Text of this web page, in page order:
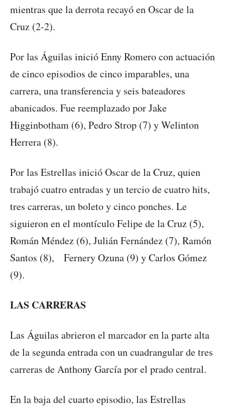
mientras que la derrota recayó en Oscar de la
Cruz (2-2).
Por las Águilas inició Enny Romero con actuación
de cinco episodios de cinco imparables, una
carrera, una transferencia y seis bateadores
abanicados. Fue reemplazado por Jake
Higginbotham (6), Pedro Strop (7) y Welinton
Herrera (8).
Por las Estrellas inició Oscar de la Cruz, quien
trabajó cuatro entradas y un tercio de cuatro hits,
tres carreras, un boleto y cinco ponches. Le
siguieron en el montículo Felipe de la Cruz (5),
Román Méndez (6), Julián Fernández (7), Ramón
Santos (8), Fernery Ozuna (9) y Carlos Gómez
(9).
LAS CARRERAS
Las Águilas abrieron el marcador en la parte alta
de la segunda entrada con un cuadrangular de tres
carreras de Anthony García por el prado central.
En la baja del cuarto episodio, las Estrellas